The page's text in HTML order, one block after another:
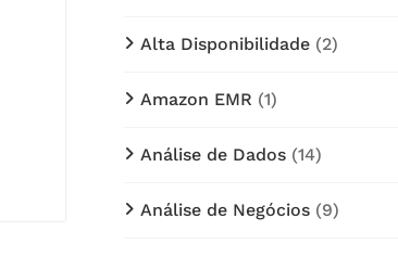
Alta Disponibilidade (2)
Amazon EMR (1)
Análise de Dados (14)
Análise de Negócios (9)